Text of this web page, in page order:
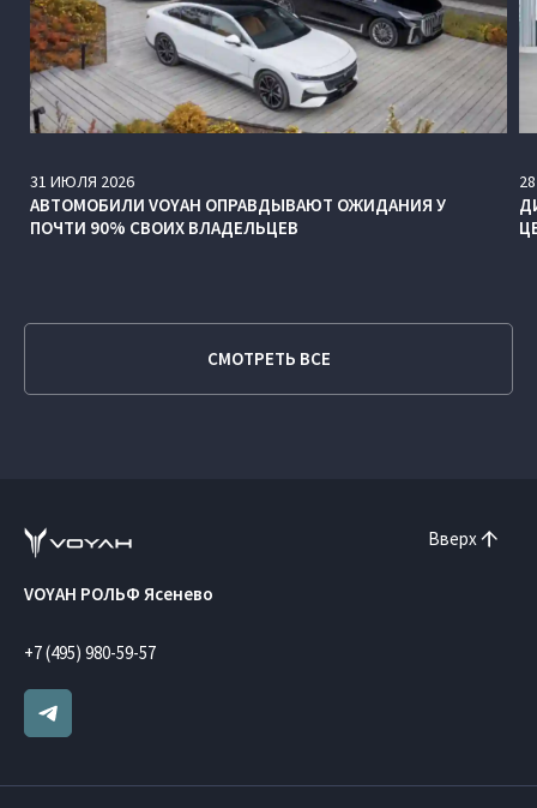
31 ИЮЛЯ 2026
АВТОМОБИЛИ VOYAH ОПРАВДЫВАЮТ ОЖИДАНИЯ У
ПОЧТИ 90% СВОИХ ВЛАДЕЛЬЦЕВ
28
СМОТРЕТЬ ВСЕ
Вверх
VOYAH РОЛЬФ Ясенево
+7 (495) 980-59-57